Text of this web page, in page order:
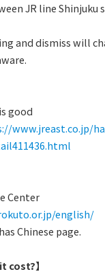
JR line
and dismiss will
good
www.jreast.co.jp/
Center
english/
Chinese page.
cost?】